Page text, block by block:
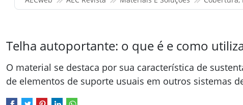
Telha autoportante: o que é e como
O material se destaca por sua característica de
de elementos de suporte usuais em outros sistemas